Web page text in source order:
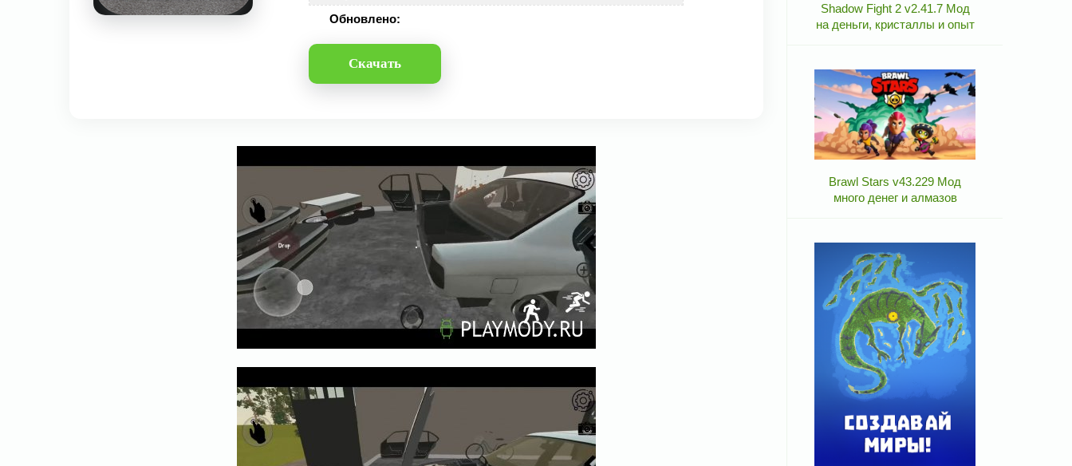
Обновлено:
Скачать
Shadow Fight 2 v2.41.7 Мод
на деньги, кристаллы и опыт
Brawl Stars v43.229 Мод
много денег и алмазов